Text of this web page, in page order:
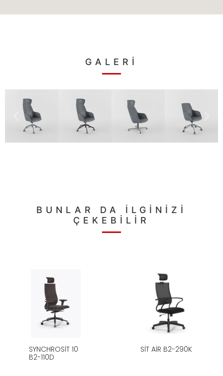
GALERİ
BUNLAR DA İLGİNİZİ
ÇEKEBİLİR
SYNCHROSIT 10
B2-110D
SIT AIR B2-290K